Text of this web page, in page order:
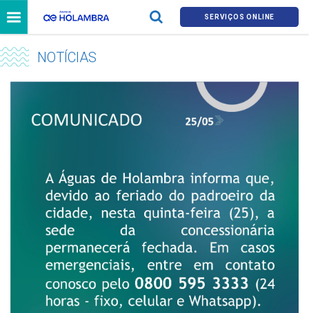
SERVIÇOS ONLINE
NOTÍCIAS